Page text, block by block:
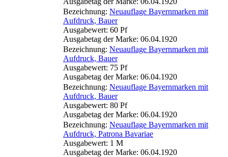
Bezeichnung: Neuauflage Bayernmarken mit
Aufdruck, Bauer
Ausgabewert: 60 Pf
Ausgabetag der Marke: 06.04.1920
Bezeichnung: Neuauflage Bayernmarken mit
Aufdruck, Bauer
Ausgabewert: 75 Pf
Ausgabetag der Marke: 06.04.1920
Bezeichnung: Neuauflage Bayernmarken mit
Aufdruck, Bauer
Ausgabewert: 80 Pf
Ausgabetag der Marke: 06.04.1920
Bezeichnung: Neuauflage Bayernmarken mit
Aufdruck, Patrona Bavariae
Ausgabewert: 1 M
Ausgabetag der Marke: 06.04.1920